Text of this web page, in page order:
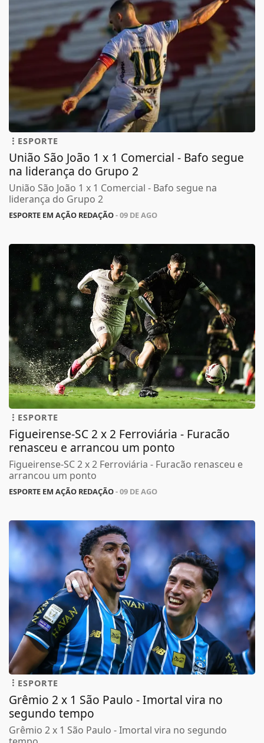
ESPORTE
União São João 1 x 1 Comercial - Bafo segue
na liderança do Grupo 2
União São João 1 x 1 Comercial - Bafo segue na
liderança do Grupo 2
ESPORTE EM AÇÃO REDAÇÃO- 09 DE AGO
ESPORTE
Figueirense-SC 2 x 2 Ferroviária - Furacão
renasceu e arrancou um ponto
Figueirense-SC 2 x 2 Ferroviária - Furacão renasceu e
arrancou um ponto
ESPORTE EM AÇÃO REDAÇÃO- 09 DE AGO
ESPORTE
Grêmio 2 x 1 São Paulo - Imortal vira no
segundo tempo
Grêmio 2 x 1 São Paulo - Imortal vira no segundo